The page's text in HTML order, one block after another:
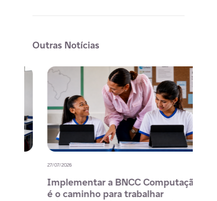
Outras Notícias
27/07/2026
Implementar a BNCC Computação
é o caminho para trabalhar